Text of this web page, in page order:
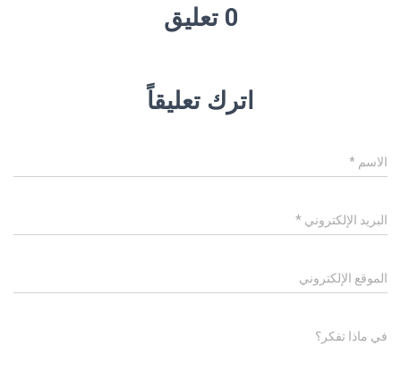
0 تعليق
اترك تعليقاً
الاسم *
البريد الإلكتروني *
الموقع الإلكتروني
في ماذا تفكر؟